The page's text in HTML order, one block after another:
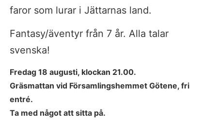
faror som lurar i Jättarnas land.
Fantasy/äventyr från 7 år. Alla talar
svenska!
Fredag 18 augusti, klockan 21.00.
Gräsmattan vid Församlingshemmet Götene, fri
entré.
Ta med något att sitta på.